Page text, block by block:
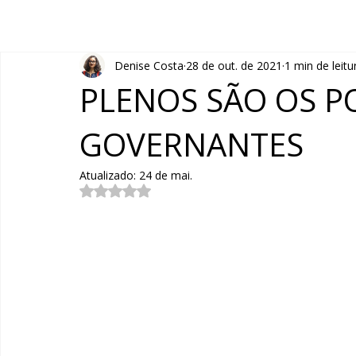
PLENOS SÃO OS
GOVERNANTES
Denise Costa 28 de out. de 2021 1 min de
Atualizado: 24 de mai.
Avaliado com NaN de 5 estrelas.